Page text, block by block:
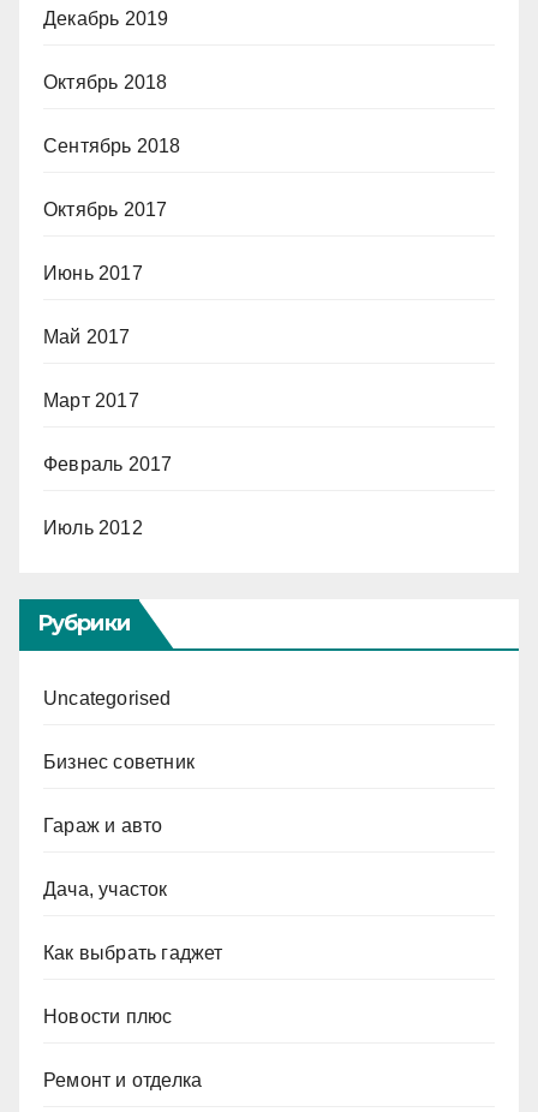
Декабрь 2019
Октябрь 2018
Сентябрь 2018
Октябрь 2017
Июнь 2017
Май 2017
Март 2017
Февраль 2017
Июль 2012
Рубрики
Uncategorised
Бизнес советник
Гараж и авто
Дача, участок
Как выбрать гаджет
Новости плюс
Ремонт и отделка